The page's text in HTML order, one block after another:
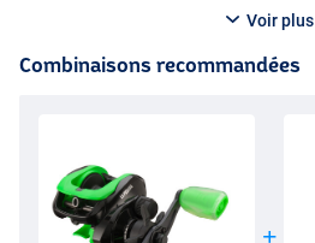
Voir plus
Combinaisons recommandées